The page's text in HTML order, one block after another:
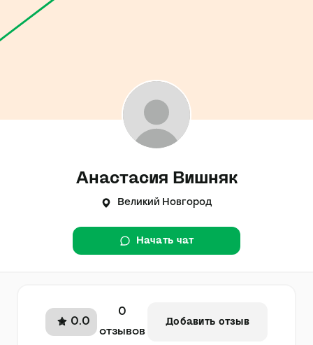
Анастасия Вишняк
Великий Новгород
Начать чат
0.0
0
отзывов
Добавить отзыв